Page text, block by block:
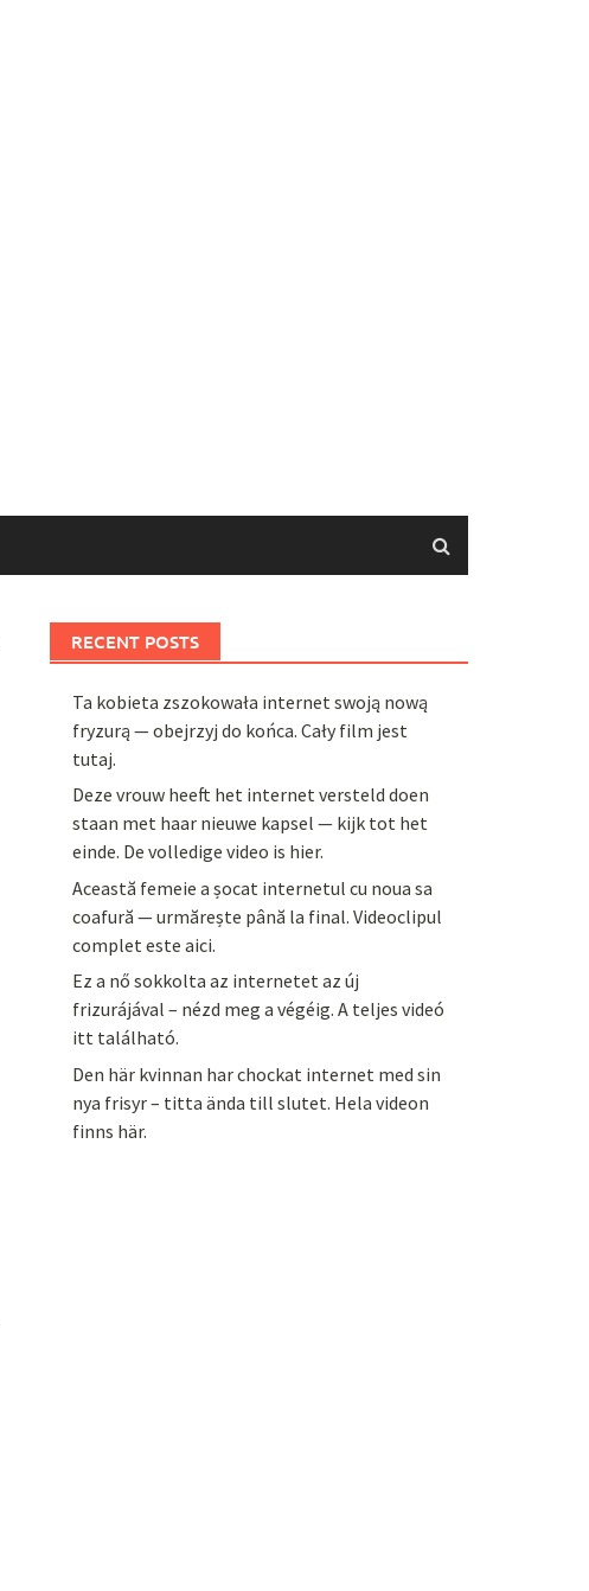
RECENT POSTS
Ta kobieta zszokowała internet swoją nową
fryzurą — obejrzyj do końca. Cały film jest
tutaj.
Deze vrouw heeft het internet versteld doen
staan met haar nieuwe kapsel — kijk tot het
einde. De volledige video is hier.
Această femeie a șocat internetul cu noua sa
coafură — urmărește până la final. Videoclipul
complet este aici.
Ez a nő sokkolta az internetet az új
frizurájával – nézd meg a végéig. A teljes videó
itt található.
Den här kvinnan har chockat internet med sin
nya frisyr – titta ända till slutet. Hela videon
finns här.